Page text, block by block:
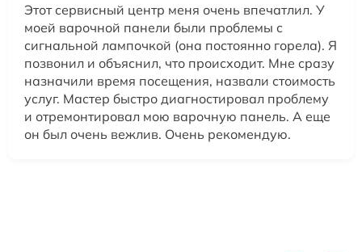
Этот сервисный центр меня очень впечатлил. У
моей варочной панели были проблемы с
сигнальной лампочкой (она постоянно горела). Я
позвонил и объяснил, что происходит. Мне сразу
назначили время посещения, назвали стоимость
услуг. Мастер быстро диагностировал проблему
и отремонтировал мою варочную панель. А еще
он был очень вежлив. Очень рекомендую.